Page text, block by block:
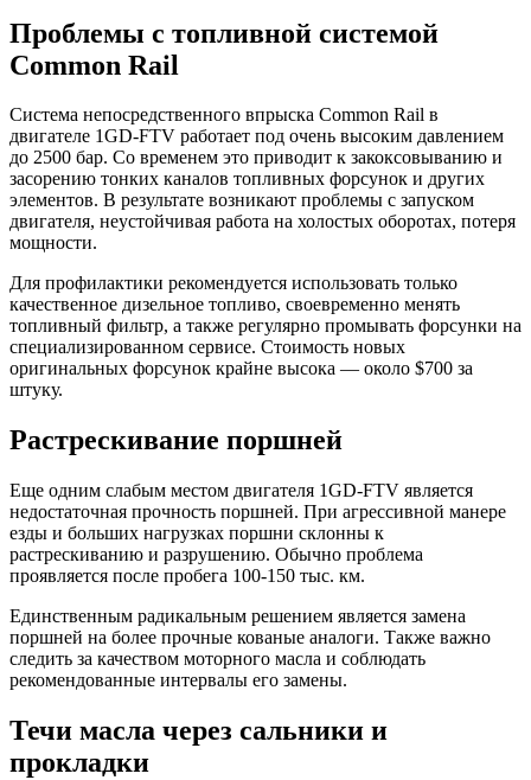
Проблемы с топливной системой
Common Rail
Система непосредственного впрыска Common Rail в
двигателе 1GD-FTV работает под очень высоким давлением
до 2500 бар. Со временем это приводит к закоксовыванию и
засорению тонких каналов топливных форсунок и других
элементов. В результате возникают проблемы с запуском
двигателя, неустойчивая работа на холостых оборотах, потеря
мощности.
Для профилактики рекомендуется использовать только
качественное дизельное топливо, своевременно менять
топливный фильтр, а также регулярно промывать форсунки на
специализированном сервисе. Стоимость новых
оригинальных форсунок крайне высока — около $700 за
штуку.
Растрескивание поршней
Еще одним слабым местом двигателя 1GD-FTV является
недостаточная прочность поршней. При агрессивной манере
езды и больших нагрузках поршни склонны к
растрескиванию и разрушению. Обычно проблема
проявляется после пробега 100-150 тыс. км.
Единственным радикальным решением является замена
поршней на более прочные кованые аналоги. Также важно
следить за качеством моторного масла и соблюдать
рекомендованные интервалы его замены.
Течи масла через сальники и
прокладки